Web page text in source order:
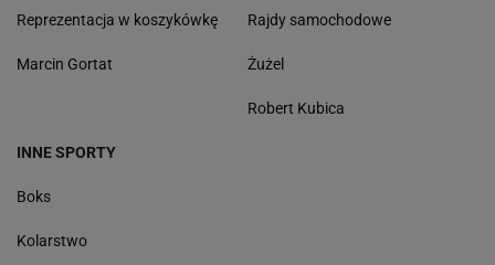
Reprezentacja w koszykówkę
Marcin Gortat
Rajdy samochodowe
Żużel
Robert Kubica
INNE SPORTY
Boks
Kolarstwo